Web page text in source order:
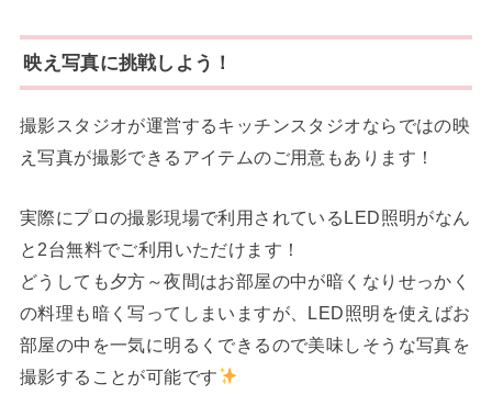
映え写真に挑戦しよう！
撮影スタジオが運営するキッチンスタジオならではの映
え写真が撮影できるアイテムのご用意もあります！
実際にプロの撮影現場で利用されているLED照明がなん
と2台無料でご利用いただけます！
どうしても夕方～夜間はお部屋の中が暗くなりせっかく
の料理も暗く写ってしまいますが、LED照明を使えばお
部屋の中を一気に明るくできるので美味しそうな写真を
撮影することが可能です